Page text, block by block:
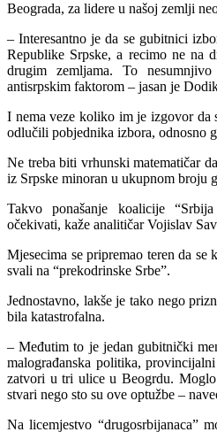
Beograda, za lidere u našoj zemlji
– Interesantno je da se gubitnici
Republike Srpske, a recimo ne na
drugim zemljama. To
antisrpskim faktorom – jasan je
I nema veze koliko im je izgovor da
odlučili pobjednika izbora, odnosno
Ne treba biti vrhunski matematičar
iz Srpske minoran u ukupnom broju
Takvo ponašanje koalicije
očekivati, kaže analitičar Vojislav
Mjesecima se pripremao teren da se
svali na “prekodrinske Srbe”.
Jednostavno, lakše je tako nego
bila katastrofalna.
– Međutim to je jedan gubitnički
malograđanska politika,
zatvori u tri ulice u Beogrdu.
stvari nego sto su ove optužbe –
Na licemjestvo “drugosrbijanaca”